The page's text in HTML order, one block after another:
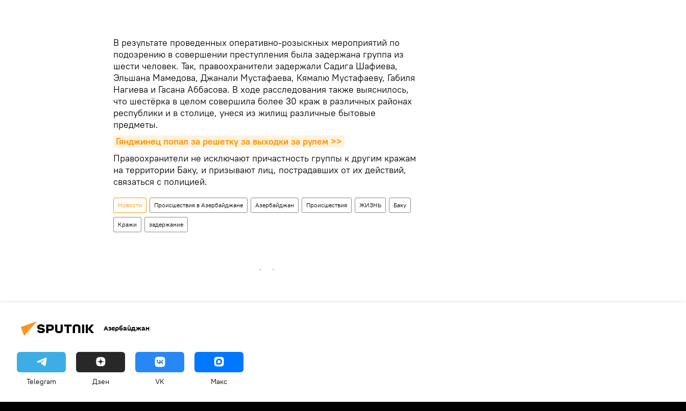
В результате проведенных оперативно-розыскных мероприятий по
подозрению в совершении преступления была задержана группа из
шести человек. Так, правоохранители задержали Садига Шафиева,
Эльшана Мамедова, Джанали Мустафаева, Кямалю Мустафаеву, Габиля
Нагиева и Гасана Аббасова. В ходе расследования также выяснилось,
что шестёрка в целом совершила более 30 краж в различных районах
республики и в столице, унеся из жилищ различные бытовые
предметы.
Гянджинец попал за решетку за выходки за рулем >>
Правоохранители не исключают причастность группы к другим кражам
на территории Баку, и призывают лиц, пострадавших от их действий,
связаться с полицией.
Новости Происшествия в Азербайджане Азербайджан Происшествия ЖИЗНЬ Баку
Кражи задержание
Азербайджан
Telegram Дзен VK Макс